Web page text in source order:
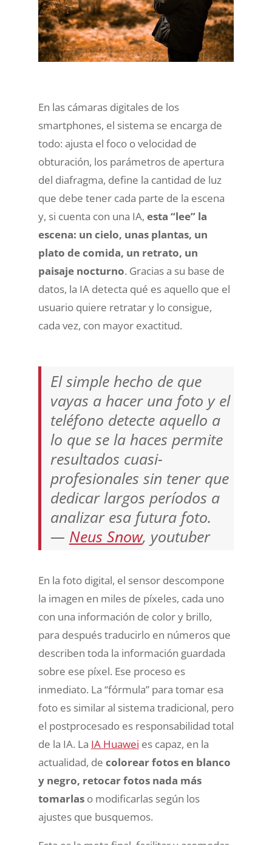
En las cámaras digitales de los
smartphones, el sistema se encarga de
todo: ajusta el foco o velocidad de
obturación, los parámetros de apertura
del diafragma, define la cantidad de luz
que debe tener cada parte de la escena
y, si cuenta con una IA, esta “lee” la
escena: un cielo, unas plantas, un
plato de comida, un retrato, un
paisaje nocturno. Gracias a su base de
datos, la IA detecta qué es aquello que el
usuario quiere retratar y lo consigue,
cada vez, con mayor exactitud.
El simple hecho de que
vayas a hacer una foto y el
teléfono detecte aquello a
lo que se la haces permite
resultados cuasi-
profesionales sin tener que
dedicar largos períodos a
analizar esa futura foto.
— Neus Snow, youtuber
En la foto digital, el sensor descompone
la imagen en miles de píxeles, cada uno
con una información de color y brillo,
para después traducirlo en números que
describen toda la información guardada
sobre ese píxel. Ese proceso es
inmediato. La “fórmula” para tomar esa
foto es similar al sistema tradicional, pero
el postprocesado es responsabilidad total
de la IA. La IA Huawei es capaz, en la
actualidad, de colorear fotos en blanco
y negro, retocar fotos nada más
tomarlaso modificarlas según los
ajustes que busquemos.